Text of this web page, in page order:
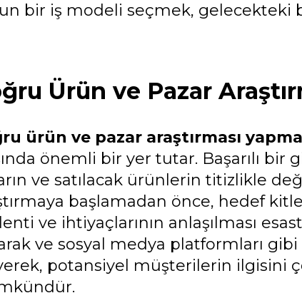
bir iş modeli seçmek, gelecekteki
Ürün ve Pazar
ürün ve pazar araştırması
önemli bir yer tutar. Başarılı
ve satılacak ürünlerin titizlikle
başlamadan önce, hedef
ve ihtiyaçlarının anlaşılması
ve sosyal medya platformları
potansiyel müşterilerin ilgisini